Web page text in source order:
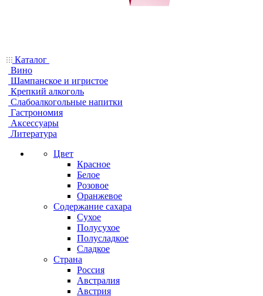
Каталог
Вино
Шампанское и игристое
Крепкий алкоголь
Слабоалкогольные напитки
Гастрономия
Аксессуары
Литература
Цвет
Красное
Белое
Розовое
Оранжевое
Содержание сахара
Сухое
Полусухое
Полусладкое
Сладкое
Страна
Россия
Австралия
Австрия